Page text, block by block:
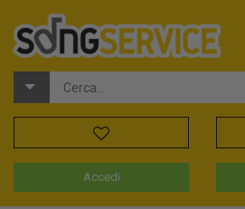
Accedi